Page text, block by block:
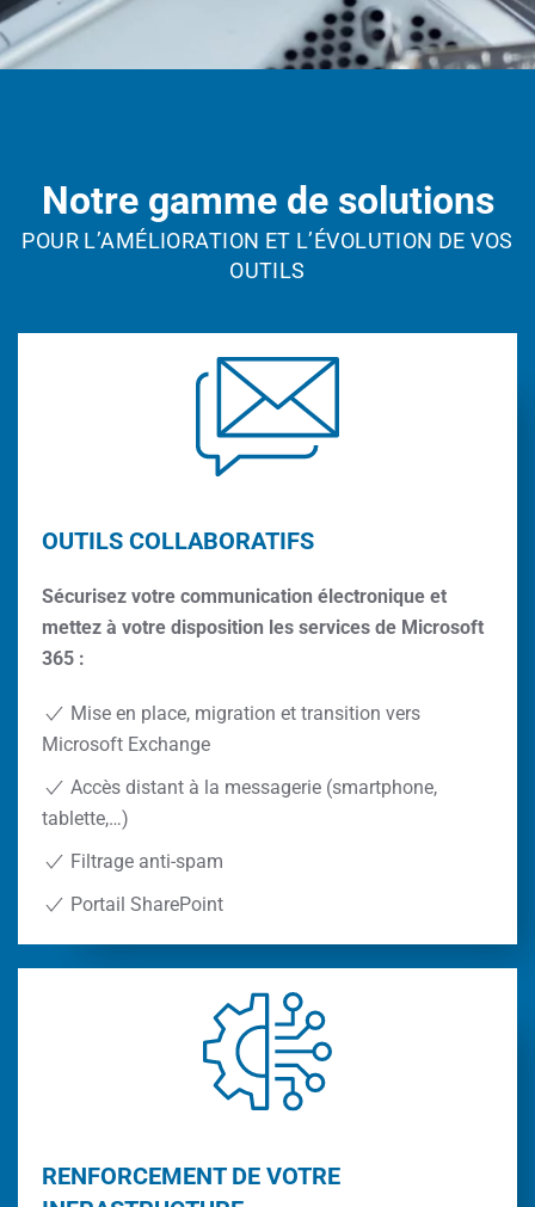
Notre gamme de solutions
POUR L’AMÉLIORATION ET L’ÉVOLUTION DE VOS
OUTILS
OUTILS COLLABORATIFS
Sécurisez votre communication électronique et
mettez à votre disposition les services de Microsoft
365 :
Mise en place, migration et transition vers
Microsoft Exchange
Accès distant à la messagerie (smartphone,
tablette,…)
Filtrage anti-spam
Portail SharePoint
RENFORCEMENT DE VOTRE